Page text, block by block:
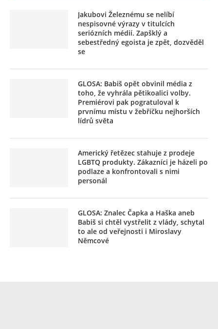
Jakubovi Železnému se nelíbí
nespisovné výrazy v titulcích
seriózních médií. Zapšklý a
sebestředný egoista je zpět, dozvěděl
se
GLOSA: Babiš opět obvinil média z
toho, že vyhrála pětikoalici volby.
Premiérovi pak pogratuloval k
prvnímu místu v žebříčku nejhorších
lídrů světa
Americký řetězec stahuje z prodeje
LGBTQ produkty. Zákazníci je házeli po
podlaze a konfrontovali s nimi
personál
GLOSA: Znalec Čapka a Haška aneb
Babiš si chtěl vystřelit z vlády, schytal
to ale od veřejnosti i Miroslavy
Němcové